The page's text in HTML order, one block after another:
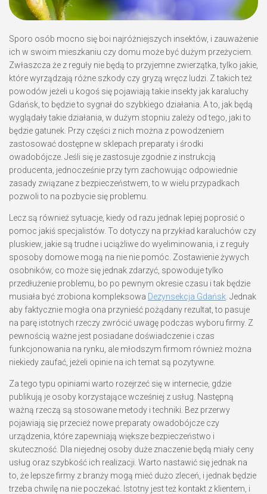
Sporo osób mocno się boi najróżniejszych insektów, i zauważenie
ich w swoim mieszkaniu czy domu może być dużym przeżyciem.
Zwłaszcza że z reguły nie będą to przyjemne zwierzątka, tylko jakie,
które wyrządzają różne szkody czy gryzą wręcz ludzi. Z takich też
powodów jeżeli u kogoś się pojawiają takie insekty jak karaluchy
Gdańsk, to będzie to sygnał do szybkiego działania. A to, jak będą
wyglądały takie działania, w dużym stopniu zależy od tego, jaki to
będzie gatunek. Przy części z nich można z powodzeniem
zastosować dostępne w sklepach preparaty i środki
owadobójcze. Jeśli się je zastosuje zgodnie z instrukcją
producenta, jednocześnie przy tym zachowując odpowiednie
zasady związane z bezpieczeństwem, to w wielu przypadkach
pozwoli to na pozbycie się problemu.
Lecz są również sytuacje, kiedy od razu jednak lepiej poprosić o
pomoc jakiś specjalistów. To dotyczy na przykład karaluchów czy
pluskiew, jakie są trudne i uciążliwe do wyeliminowania, i z reguły
sposoby domowe mogą na nie nie pomóc. Zostawienie żywych
osobników, co może się jednak zdarzyć, spowoduje tylko
przedłużenie problemu, bo po pewnym okresie czasu i tak będzie
musiała być zrobiona kompleksowa Dezynsekcja Gdańsk . Jednak
aby faktycznie mogła ona przynieść pożądany rezultat, to pasuje
na parę istotnych rzeczy zwrócić uwagę podczas wyboru firmy. Z
pewnością ważne jest posiadane doświadczenie i czas
funkcjonowania na rynku, ale młodszym firmom również można
niekiedy zaufać, jeżeli opinie na ich temat są pozytywne.
Za tego typu opiniami warto rozejrzeć się w internecie, gdzie
publikują je osoby korzystające wcześniej z usług. Następną
ważną rzeczą są stosowane metody i techniki. Bez przerwy
pojawiają się przecież nowe preparaty owadobójcze czy
urządzenia, które zapewniają większe bezpieczeństwo i
skuteczność. Dla niejednej osoby duże znaczenie będą miały ceny
usług oraz szybkość ich realizacji. Warto nastawić się jednak na
to, że lepsze firmy z branży mogą mieć dużo zleceń, i jednak będzie
trzeba chwilę na nie poczekać. Istotny jest też kontakt z klientem, i